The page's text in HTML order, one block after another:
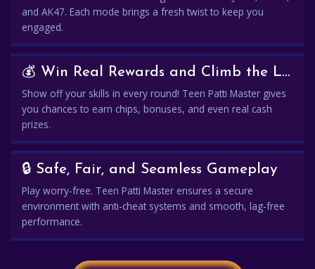
and AK47. Each mode brings a fresh twist to keep you
engaged.
💰 Win Real Rewards and Climb the Leaderboard
Show off your skills in every round! Teen Patti Master gives
you chances to earn chips, bonuses, and even real cash
prizes.
🔒 Safe, Fair, and Seamless Gameplay
Play worry-free. Teen Patti Master ensures a secure
environment with anti-cheat systems and smooth, lag-free
performance.